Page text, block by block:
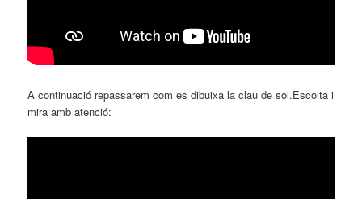
A continuació repassarem com es dibuixa la clau de sol.Escolta i
mira amb atenció: